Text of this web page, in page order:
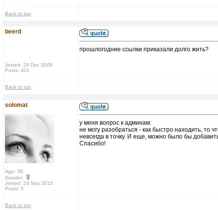
Back to top
beerd
Joined: 29 Dec 2009
Posts: 421
прошлогодние ссылки приказали долго жить?
Back to top
solomat
Age: 36
Gender:
Joined: 23 Sep 2015
Posts: 5
у меня вопрос к админам:
не могу разобраться - как быстро находить, то
невсегда в точку. И еще, можно было бы
Спасибо!
Back to top